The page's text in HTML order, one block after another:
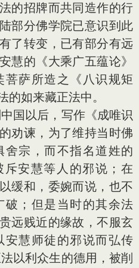
的招牌而共同造作的行
部分佛学院已意识到此
了转变，已有部分有远
慧的《大乘广五蕴论》
萨所造之《八识规矩
的如来藏正法中。
以后，写作《成唯识
劝谏，为了维持当时佛
宗，而不指名道姓的
斥安慧等人的邪说；在
缓和，委婉而说，也不
；但是当时的其余法
远贱近的缘故，不服玄
安慧师徒的邪说而弘传
以利众生的德用，被削